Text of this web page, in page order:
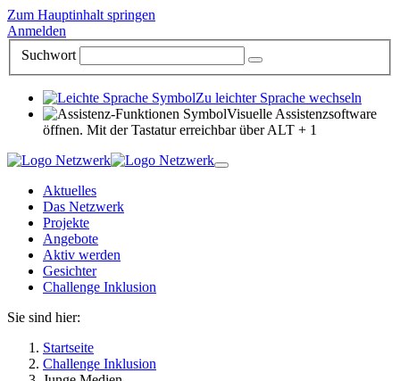
Zum Hauptinhalt springen
Anmelden
Suchwort
Zu leichter Sprache wechseln
Visuelle Assistenzsoftware
öffnen. Mit der Tastatur erreichbar über ALT + 1
Aktuelles
Das Netzwerk
Projekte
Angebote
Aktiv werden
Gesichter
Challenge Inklusion
Sie sind hier:
Startseite
Challenge Inklusion